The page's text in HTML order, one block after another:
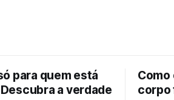
para quem está
a verdade
corpo